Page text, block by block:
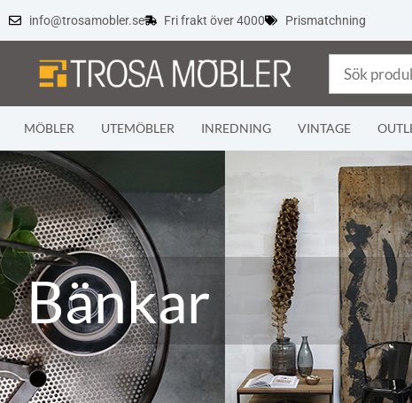
info@trosamobler.se Fri frakt över 4000 Prismatchning
MÖBLER UTEMÖBLER INREDNING VINTAGE
Bänkar